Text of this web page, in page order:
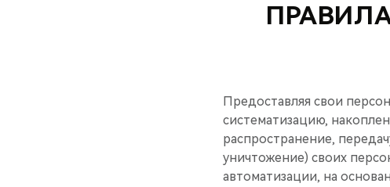
Предоставляя свои
систематизацию,
распространение,
уничтожение) своих
автоматизации, на